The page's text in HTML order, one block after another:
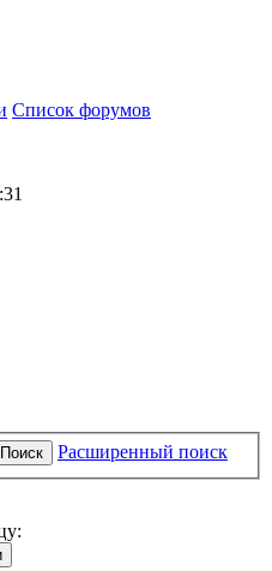
Список форумов
Поиск
Расширенный поиск